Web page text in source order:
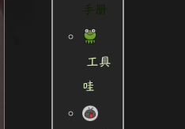
手册
工具
哇